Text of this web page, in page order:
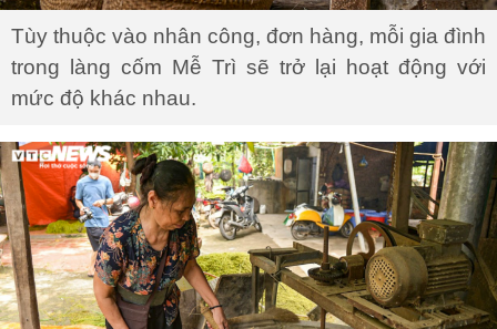
Tùy thuộc vào nhân công, đơn hàng, mỗi gia đình
trong làng cốm Mễ Trì sẽ trở lại hoạt động với
mức độ khác nhau.